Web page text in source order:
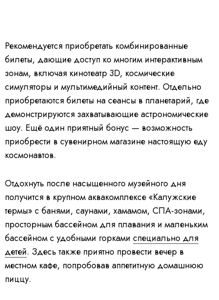
Рекомендуется приобретать комбинированные
билеты, дающие доступ ко многим интерактивным
зонам, включая кинотеатр 3D, космические
симуляторы и мультимедийный контент. Отдельно
приобретаются билеты на сеансы в планетарий, где
демонстрируются захватывающие астрономические
шоу. Ещё один приятный бонус — возможность
приобрести в сувенирном магазине настоящую еду
космонавтов.
Отдохнуть после насыщенного музейного дня
получится в крупном аквакомплексе «Калужские
термы» с банями, саунами, хамамом, СПА-зонами,
просторным бассейном для плавания и маленьким
бассейном с удобными горками специально для
детей. Здесь также приятно провести вечер в
местном кафе, попробовав аппетитную домашнюю
пиццу.